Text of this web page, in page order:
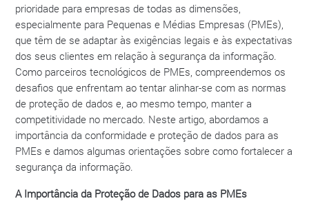
prioridade para empresas de todas as dimensões,
especialmente para Pequenas e Médias Empresas (PMEs),
que têm de se adaptar às exigências legais e às expectativas
dos seus clientes em relação à segurança da informação.
Como parceiros tecnológicos de PMEs, compreendemos os
desafios que enfrentam ao tentar alinhar-se com as normas
de proteção de dados e, ao mesmo tempo, manter a
competitividade no mercado. Neste artigo, abordamos a
importância da conformidade e proteção de dados para as
PMEs e damos algumas orientações sobre como fortalecer a
segurança da informação.
A Importância da Proteção de Dados para as PMEs